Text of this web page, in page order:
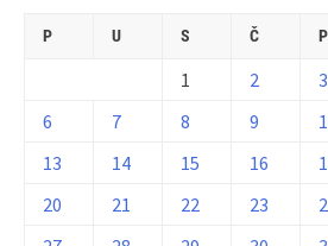
P U S Č P
1 2 3
6
7 8 9
13
14 15 16
20
21 22 23